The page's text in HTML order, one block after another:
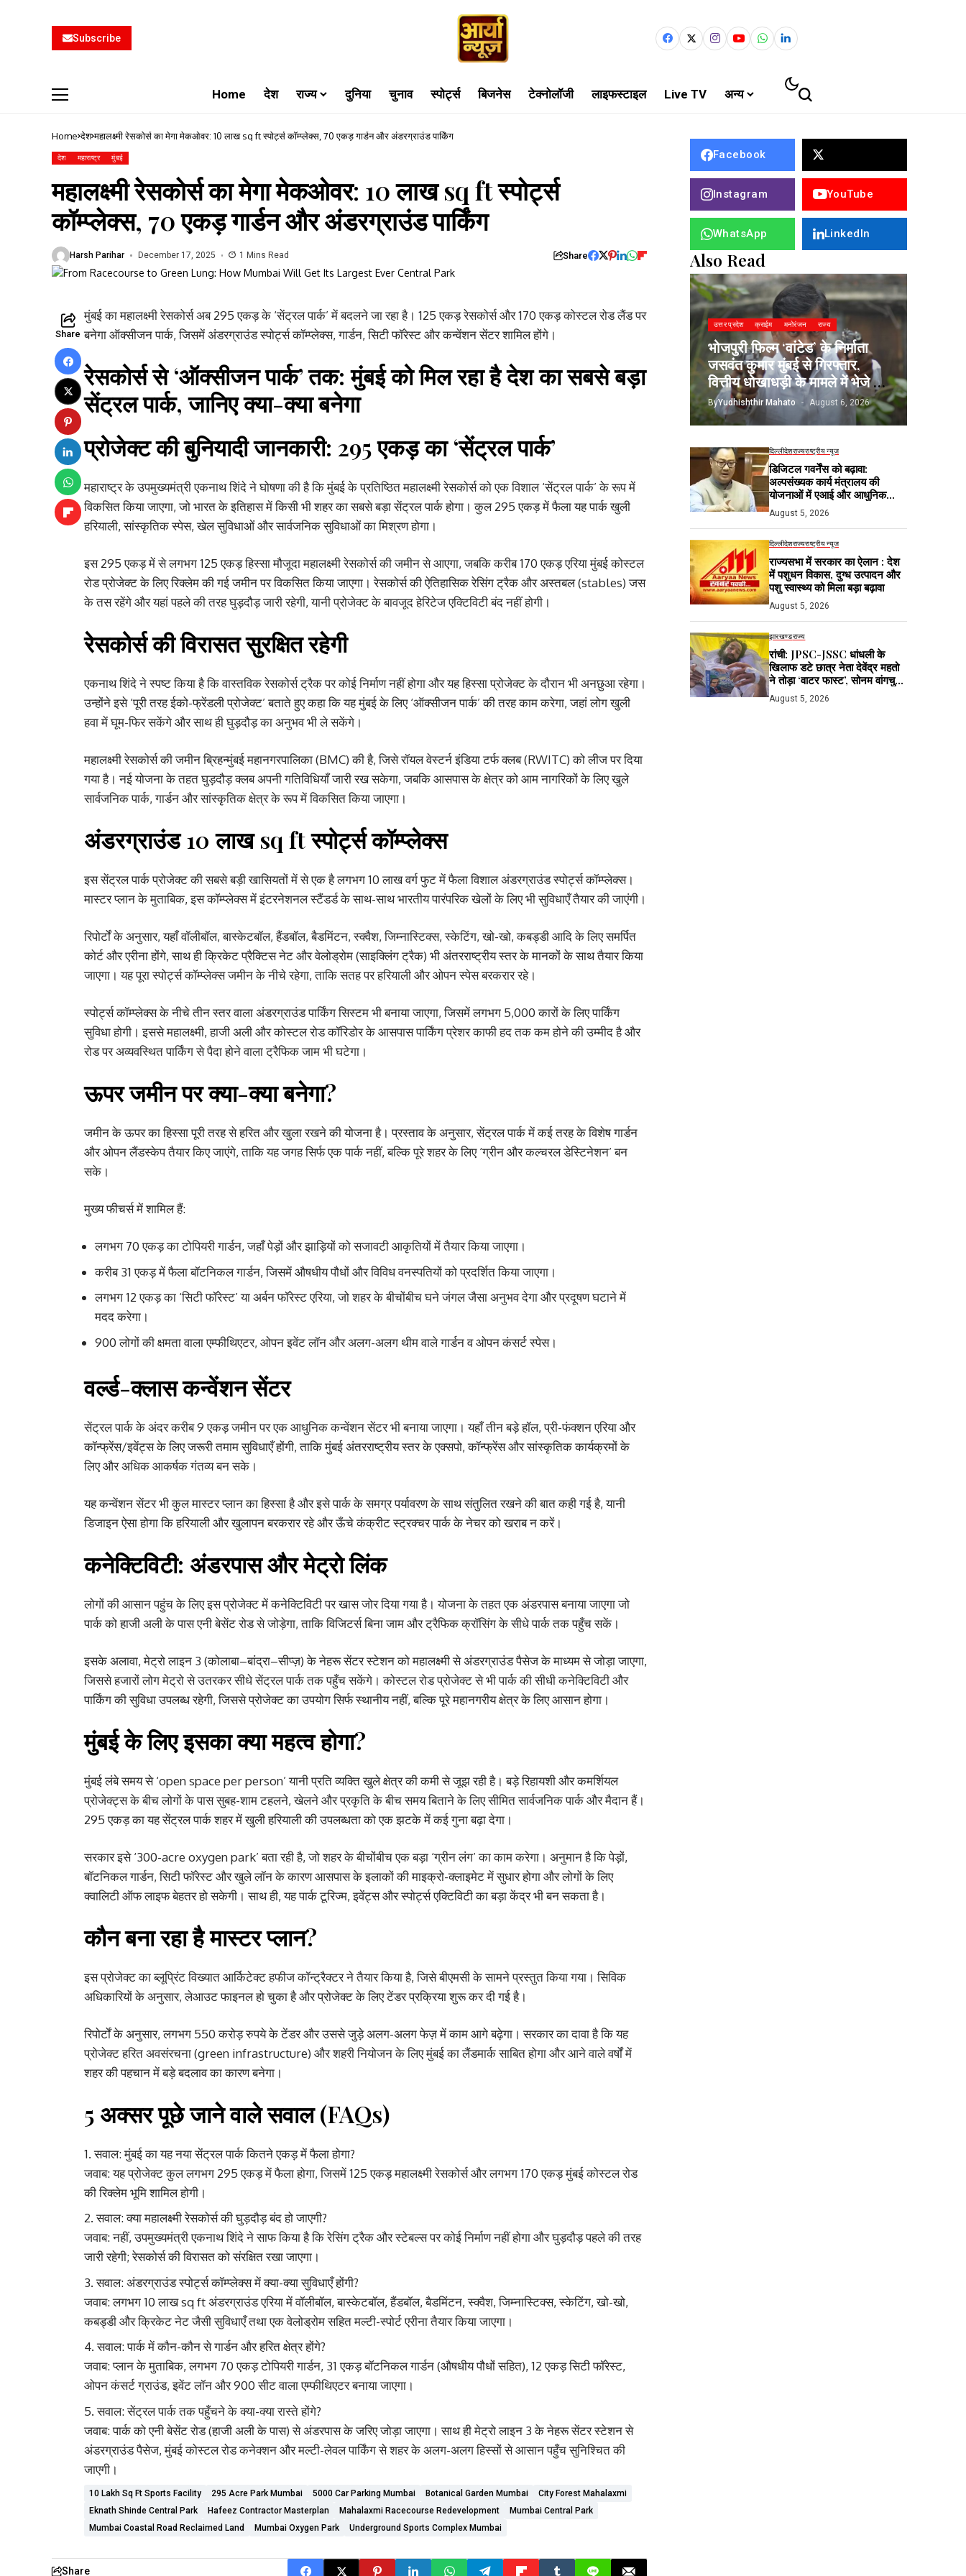
Subscribe
Home देश राज्य दुनिया चुनाव स्पोर्ट्स बिजनेस टेक्नोलॉजी लाइफस्टाइल Live TV अन्य
Home देश महालक्ष्मी रेसकोर्स का मेगा मेकओवर: 10 लाख sq ft स्पोर्ट्स कॉम्प्लेक्स, 70 एकड़ गार्डन और अंडरग्राउंड पार्किंग
देश महाराष्ट्र मुंबई
महालक्ष्मी रेसकोर्स का मेगा मेकओवर: 10 लाख sq ft स्पोर्ट्स
कॉम्प्लेक्स, 70 एकड़ गार्डन और अंडरग्राउंड पार्किंग
Harsh Parihar December 17, 2025 1 Mins Read Share
Share
मुंबई का महालक्ष्मी रेसकोर्स अब 295 एकड़ के ‘सेंट्रल पार्क’ में बदलने जा रहा है। 125 एकड़ रेसकोर्स और 170 एकड़ कोस्टल रोड लैंड पर
बनेगा ऑक्सीजन पार्क, जिसमें अंडरग्राउंड स्पोर्ट्स कॉम्प्लेक्स, गार्डन, सिटी फॉरेस्ट और कन्वेंशन सेंटर शामिल होंगे।
रेसकोर्स से ‘ऑक्सीजन पार्क’ तक: मुंबई को मिल रहा है देश का सबसे बड़ा
सेंट्रल पार्क, जानिए क्या-क्या बनेगा
प्रोजेक्ट की बुनियादी जानकारी: 295 एकड़ का ‘सेंट्रल पार्क’
महाराष्ट्र के उपमुख्यमंत्री एकनाथ शिंदे ने घोषणा की है कि मुंबई के प्रतिष्ठित महालक्ष्मी रेसकोर्स को एक विशाल ‘सेंट्रल पार्क’ के रूप में
विकसित किया जाएगा, जो भारत के इतिहास में किसी भी शहर का सबसे बड़ा सेंट्रल पार्क होगा। कुल 295 एकड़ में फैला यह पार्क खुली
हरियाली, सांस्कृतिक स्पेस, खेल सुविधाओं और सार्वजनिक सुविधाओं का मिश्रण होगा।
इस 295 एकड़ में से लगभग 125 एकड़ हिस्सा मौजूदा महालक्ष्मी रेसकोर्स की जमीन से आएगा, जबकि करीब 170 एकड़ एरिया मुंबई कोस्टल
रोड प्रोजेक्ट के लिए रिक्लेम की गई जमीन पर विकसित किया जाएगा। रेसकोर्स की ऐतिहासिक रेसिंग ट्रैक और अस्तबल (stables) जस
के तस रहेंगे और यहां पहले की तरह घुड़दौड़ जारी रहेगी, यानी प्रोजेक्ट के बावजूद हेरिटेज एक्टिविटी बंद नहीं होगी।
रेसकोर्स की विरासत सुरक्षित रहेगी
एकनाथ शिंदे ने स्पष्ट किया है कि वास्तविक रेसकोर्स ट्रैक पर कोई निर्माण नहीं होगा और यह हिस्सा प्रोजेक्ट के दौरान भी अनछुआ रहेगा।
उन्होंने इसे ‘पूरी तरह ईको-फ्रेंडली प्रोजेक्ट’ बताते हुए कहा कि यह मुंबई के लिए ‘ऑक्सीजन पार्क’ की तरह काम करेगा, जहां लोग खुली
हवा में घूम-फिर सकेंगे और साथ ही घुड़दौड़ का अनुभव भी ले सकेंगे।
महालक्ष्मी रेसकोर्स की जमीन ब्रिहन्मुंबई महानगरपालिका (BMC) की है, जिसे रॉयल वेस्टर्न इंडिया टर्फ क्लब (RWITC) को लीज पर दिया
गया है। नई योजना के तहत घुड़दौड़ क्लब अपनी गतिविधियाँ जारी रख सकेगा, जबकि आसपास के क्षेत्र को आम नागरिकों के लिए खुले
सार्वजनिक पार्क, गार्डन और सांस्कृतिक क्षेत्र के रूप में विकसित किया जाएगा।
अंडरग्राउंड 10 लाख sq ft स्पोर्ट्स कॉम्प्लेक्स
इस सेंट्रल पार्क प्रोजेक्ट की सबसे बड़ी खासियतों में से एक है लगभग 10 लाख वर्ग फुट में फैला विशाल अंडरग्राउंड स्पोर्ट्स कॉम्प्लेक्स।
मास्टर प्लान के मुताबिक, इस कॉम्प्लेक्स में इंटरनेशनल स्टैंडर्ड के साथ-साथ भारतीय पारंपरिक खेलों के लिए भी सुविधाएँ तैयार की जाएंगी।
रिपोर्टों के अनुसार, यहाँ वॉलीबॉल, बास्केटबॉल, हैंडबॉल, बैडमिंटन, स्क्वैश, जिम्नास्टिक्स, स्केटिंग, खो-खो, कबड्डी आदि के लिए समर्पित
कोर्ट और एरीना होंगे, साथ ही क्रिकेट प्रैक्टिस नेट और वेलोड्रोम (साइक्लिंग ट्रैक) भी अंतरराष्ट्रीय स्तर के मानकों के साथ तैयार किया
जाएगा। यह पूरा स्पोर्ट्स कॉम्प्लेक्स जमीन के नीचे रहेगा, ताकि सतह पर हरियाली और ओपन स्पेस बरकरार रहे।
स्पोर्ट्स कॉम्प्लेक्स के नीचे तीन स्तर वाला अंडरग्राउंड पार्किंग सिस्टम भी बनाया जाएगा, जिसमें लगभग 5,000 कारों के लिए पार्किंग
सुविधा होगी। इससे महालक्ष्मी, हाजी अली और कोस्टल रोड कॉरिडोर के आसपास पार्किंग प्रेशर काफी हद तक कम होने की उम्मीद है और
रोड पर अव्यवस्थित पार्किंग से पैदा होने वाला ट्रैफिक जाम भी घटेगा।
ऊपर जमीन पर क्या-क्या बनेगा?
जमीन के ऊपर का हिस्सा पूरी तरह से हरित और खुला रखने की योजना है। प्रस्ताव के अनुसार, सेंट्रल पार्क में कई तरह के विशेष गार्डन
और ओपन लैंडस्केप तैयार किए जाएंगे, ताकि यह जगह सिर्फ एक पार्क नहीं, बल्कि पूरे शहर के लिए ‘ग्रीन और कल्चरल डेस्टिनेशन’ बन
सके।
मुख्य फीचर्स में शामिल हैं:
लगभग 70 एकड़ का टोपियरी गार्डन, जहाँ पेड़ों और झाड़ियों को सजावटी आकृतियों में तैयार किया जाएगा।
करीब 31 एकड़ में फैला बॉटनिकल गार्डन, जिसमें औषधीय पौधों और विविध वनस्पतियों को प्रदर्शित किया जाएगा।
लगभग 12 एकड़ का ‘सिटी फॉरेस्ट’ या अर्बन फॉरेस्ट एरिया, जो शहर के बीचोंबीच घने जंगल जैसा अनुभव देगा और प्रदूषण घटाने में
मदद करेगा।
900 लोगों की क्षमता वाला एम्फीथिएटर, ओपन इवेंट लॉन और अलग-अलग थीम वाले गार्डन व ओपन कंसर्ट स्पेस।
वर्ल्ड-क्लास कन्वेंशन सेंटर
सेंट्रल पार्क के अंदर करीब 9 एकड़ जमीन पर एक आधुनिक कन्वेंशन सेंटर भी बनाया जाएगा। यहाँ तीन बड़े हॉल, प्री-फंक्शन एरिया और
कॉन्फ्रेंस/इवेंट्स के लिए जरूरी तमाम सुविधाएँ होंगी, ताकि मुंबई अंतरराष्ट्रीय स्तर के एक्सपो, कॉन्फ्रेंस और सांस्कृतिक कार्यक्रमों के
लिए और अधिक आकर्षक गंतव्य बन सके।
यह कन्वेंशन सेंटर भी कुल मास्टर प्लान का हिस्सा है और इसे पार्क के समग्र पर्यावरण के साथ संतुलित रखने की बात कही गई है, यानी
डिजाइन ऐसा होगा कि हरियाली और खुलापन बरकरार रहे और ऊँचे कंक्रीट स्ट्रक्चर पार्क के नेचर को खराब न करें।
कनेक्टिविटी: अंडरपास और मेट्रो लिंक
लोगों की आसान पहुंच के लिए इस प्रोजेक्ट में कनेक्टिविटी पर खास जोर दिया गया है। योजना के तहत एक अंडरपास बनाया जाएगा जो
पार्क को हाजी अली के पास एनी बेसेंट रोड से जोड़ेगा, ताकि विजिटर्स बिना जाम और ट्रैफिक क्रॉसिंग के सीधे पार्क तक पहुँच सकें।
इसके अलावा, मेट्रो लाइन 3 (कोलाबा–बांद्रा–सीप्ज़) के नेहरू सेंटर स्टेशन को महालक्ष्मी से अंडरग्राउंड पैसेज के माध्यम से जोड़ा जाएगा,
जिससे हजारों लोग मेट्रो से उतरकर सीधे सेंट्रल पार्क तक पहुँच सकेंगे। कोस्टल रोड प्रोजेक्ट से भी पार्क की सीधी कनेक्टिविटी और
पार्किंग की सुविधा उपलब्ध रहेगी, जिससे प्रोजेक्ट का उपयोग सिर्फ स्थानीय नहीं, बल्कि पूरे महानगरीय क्षेत्र के लिए आसान होगा।
मुंबई के लिए इसका क्या महत्व होगा?
मुंबई लंबे समय से ‘open space per person’ यानी प्रति व्यक्ति खुले क्षेत्र की कमी से जूझ रही है। बड़े रिहायशी और कमर्शियल
प्रोजेक्ट्स के बीच लोगों के पास सुबह-शाम टहलने, खेलने और प्रकृति के बीच समय बिताने के लिए सीमित सार्वजनिक पार्क और मैदान हैं।
295 एकड़ का यह सेंट्रल पार्क शहर में खुली हरियाली की उपलब्धता को एक झटके में कई गुना बढ़ा देगा।
सरकार इसे ‘300-acre oxygen park’ बता रही है, जो शहर के बीचोंबीच एक बड़ा ‘ग्रीन लंग’ का काम करेगा। अनुमान है कि पेड़ों,
बॉटनिकल गार्डन, सिटी फॉरेस्ट और खुले लॉन के कारण आसपास के इलाकों की माइक्रो-क्लाइमेट में सुधार होगा और लोगों के लिए
क्वालिटी ऑफ लाइफ बेहतर हो सकेगी। साथ ही, यह पार्क टूरिज्म, इवेंट्स और स्पोर्ट्स एक्टिविटी का बड़ा केंद्र भी बन सकता है।
कौन बना रहा है मास्टर प्लान?
इस प्रोजेक्ट का ब्लूप्रिंट विख्यात आर्किटेक्ट हफीज कॉन्ट्रैक्टर ने तैयार किया है, जिसे बीएमसी के सामने प्रस्तुत किया गया। सिविक
अधिकारियों के अनुसार, लेआउट फाइनल हो चुका है और प्रोजेक्ट के लिए टेंडर प्रक्रिया शुरू कर दी गई है।
रिपोर्टों के अनुसार, लगभग 550 करोड़ रुपये के टेंडर और उससे जुड़े अलग-अलग फेज़ में काम आगे बढ़ेगा। सरकार का दावा है कि यह
प्रोजेक्ट हरित अवसंरचना (green infrastructure) और शहरी नियोजन के लिए मुंबई का लैंडमार्क साबित होगा और आने वाले वर्षों में
शहर की पहचान में बड़े बदलाव का कारण बनेगा।
5 अक्सर पूछे जाने वाले सवाल (FAQs)
सवाल: मुंबई का यह नया सेंट्रल पार्क कितने एकड़ में फैला होगा?
जवाब: यह प्रोजेक्ट कुल लगभग 295 एकड़ में फैला होगा, जिसमें 125 एकड़ महालक्ष्मी रेसकोर्स और लगभग 170 एकड़ मुंबई कोस्टल रोड
की रिक्लेम भूमि शामिल होगी।
सवाल: क्या महालक्ष्मी रेसकोर्स की घुड़दौड़ बंद हो जाएगी?
जवाब: नहीं, उपमुख्यमंत्री एकनाथ शिंदे ने साफ किया है कि रेसिंग ट्रैक और स्टेबल्स पर कोई निर्माण नहीं होगा और घुड़दौड़ पहले की तरह
जारी रहेगी; रेसकोर्स की विरासत को संरक्षित रखा जाएगा।
सवाल: अंडरग्राउंड स्पोर्ट्स कॉम्प्लेक्स में क्या-क्या सुविधाएँ होंगी?
जवाब: लगभग 10 लाख sq ft अंडरग्राउंड एरिया में वॉलीबॉल, बास्केटबॉल, हैंडबॉल, बैडमिंटन, स्क्वैश, जिम्नास्टिक्स, स्केटिंग, खो-खो,
कबड्डी और क्रिकेट नेट जैसी सुविधाएँ तथा एक वेलोड्रोम सहित मल्टी-स्पोर्ट एरीना तैयार किया जाएगा।
सवाल: पार्क में कौन-कौन से गार्डन और हरित क्षेत्र होंगे?
जवाब: प्लान के मुताबिक, लगभग 70 एकड़ टोपियरी गार्डन, 31 एकड़ बॉटनिकल गार्डन (औषधीय पौधों सहित), 12 एकड़ सिटी फॉरेस्ट,
ओपन कंसर्ट ग्राउंड, इवेंट लॉन और 900 सीट वाला एम्फीथिएटर बनाया जाएगा।
सवाल: सेंट्रल पार्क तक पहुँचने के क्या-क्या रास्ते होंगे?
जवाब: पार्क को एनी बेसेंट रोड (हाजी अली के पास) से अंडरपास के जरिए जोड़ा जाएगा। साथ ही मेट्रो लाइन 3 के नेहरू सेंटर स्टेशन से
अंडरग्राउंड पैसेज, मुंबई कोस्टल रोड कनेक्शन और मल्टी-लेवल पार्किंग से शहर के अलग-अलग हिस्सों से आसान पहुँच सुनिश्चित की
जाएगी।
10 Lakh Sq Ft Sports Facility 295 Acre Park Mumbai 5000 Car Parking Mumbai Botanical Garden Mumbai
City Forest Mahalaxmi
Eknath Shinde Central Park
Hafeez Contractor Masterplan Mahalaxmi Racecourse Redevelopment
Mumbai Central Park
Mumbai Coastal Road Reclaimed Land
Mumbai Oxygen Park Underground Sports Complex Mumbai
Share
Facebook
Instagram YouTube
WhatsApp LinkedIn
Also Read
उत्तर प्रदेश क्राईम मनोरंजन राज्य
भोजपुरी फिल्म ‘वांटेड’ के निर्माता
जसवंत कुमार मुंबई से गिरफ्तार,
वित्तीय धोखाधड़ी के मामले में भेजे गए
जेल
ByYudhishthir Mahato August 6, 2026
दिल्लीदेशराज्यराष्ट्रीय न्यूज
डिजिटल गवर्नेंस को बढ़ावा:
अल्पसंख्यक कार्य मंत्रालय की
योजनाओं में एआई और आधुनिक
तकनीकों का होगा उपयोग
August 5, 2026
दिल्लीदेशराज्यराष्ट्रीय न्यूज
राज्यसभा में सरकार का ऐलान : देश
में पशुधन विकास, दुग्ध उत्पादन और
पशु स्वास्थ्य को मिला बड़ा बढ़ावा
August 5, 2026
झारखण्डराज्य
रांची: JPSC-JSSC धांधली के
खिलाफ डटे छात्र नेता देवेंद्र महतो
ने तोड़ा ‘वाटर फास्ट’, सोनम वांगचुक
से लाइव बात के बाद मानी अपील; भूख
हड़ताल जारी
August 5, 2026